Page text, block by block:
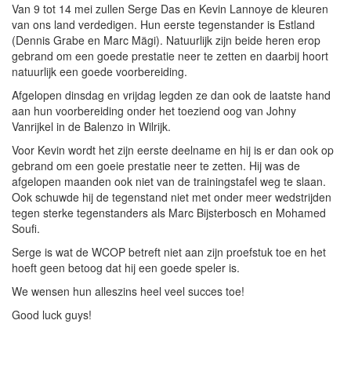
Van 9 tot 14 mei zullen Serge Das en Kevin Lannoye de kleuren
van ons land verdedigen. Hun eerste tegenstander is Estland
(Dennis Grabe en Marc Mägi). Natuurlijk zijn beide heren erop
gebrand om een goede prestatie neer te zetten en daarbij hoort
natuurlijk een goede voorbereiding.
Afgelopen dinsdag en vrijdag legden ze dan ook de laatste hand
aan hun voorbereiding onder het toeziend oog van Johny
Vanrijkel in de Balenzo in Wilrijk.
Voor Kevin wordt het zijn eerste deelname en hij is er dan ook op
gebrand om een goeie prestatie neer te zetten. Hij was de
afgelopen maanden ook niet van de trainingstafel weg te slaan.
Ook schuwde hij de tegenstand niet met onder meer wedstrijden
tegen sterke tegenstanders als Marc Bijsterbosch en Mohamed
Soufi.
Serge is wat de WCOP betreft niet aan zijn proefstuk toe en het
hoeft geen betoog dat hij een goede speler is.
We wensen hun alleszins heel veel succes toe!
Good luck guys!